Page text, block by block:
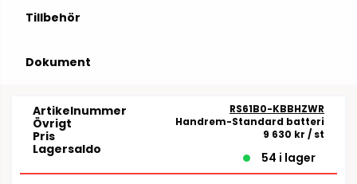
Tillbehör
Dokument
Artikelnummer RS61B0-KBBHZWR
Övrigt Handrem-Standard batteri
Pris 9 630 kr / st
Lagersaldo
54 i lager